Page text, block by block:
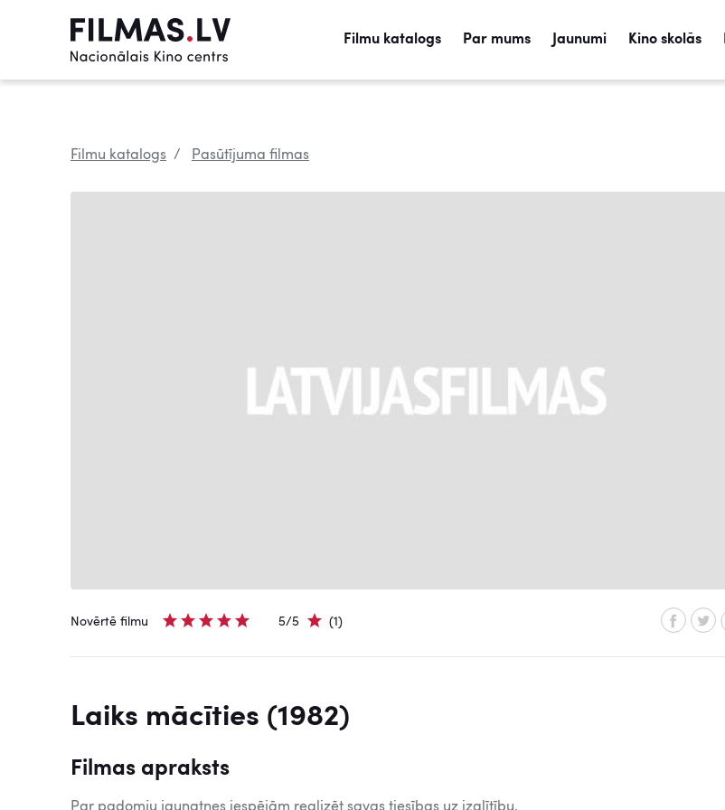
Filmu katalogs Par mums Jaunumi Kino skolās
Filmu katalogs Pasūtījuma filmas
Novērtē filmu 5/5 (1)
Laiks mācīties (1982)
Filmas apraksts